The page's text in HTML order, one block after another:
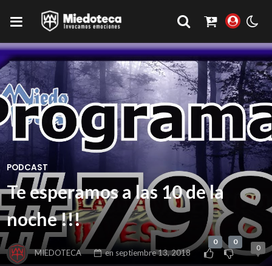
PODCAST
Te esperamos a las 10 de la
noche !!!
MIEDOTECA en septiembre 13, 2018
0 0
0